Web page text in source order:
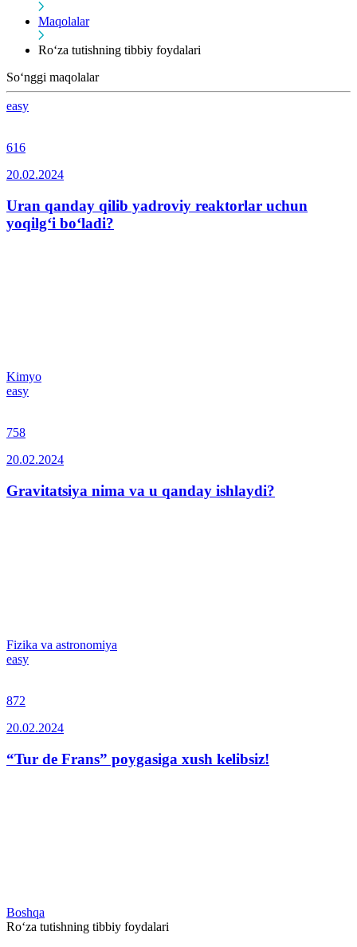
Maqolalar
Ro‘za tutishning tibbiy foydalari
So‘nggi maqolalar
easy
616
20.02.2024
Uran qanday qilib yadroviy reaktorlar uchun
yoqilg‘i bo‘ladi?
Kimyo
easy
758
20.02.2024
Gravitatsiya nima va u qanday ishlaydi?
Fizika va astronomiya
easy
872
20.02.2024
“Tur de Frans” poygasiga xush kelibsiz!
Boshqa
Ro‘za tutishning tibbiy foydalari